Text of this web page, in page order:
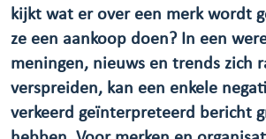
kijkt wat er over een merk wordt
ze een aankoop doen? In een
meningen, nieuws en trends zich
verspreiden, kan een enkele
verkeerd geïnterpreteerd bericht